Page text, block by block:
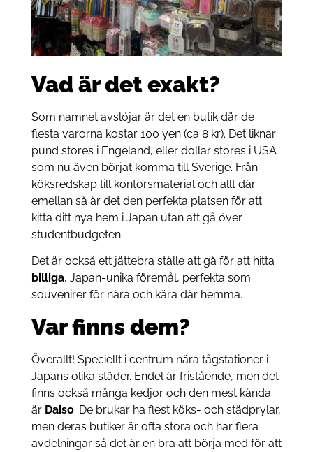
Vad är det exakt?
Som namnet avslöjar är det en butik där de
flesta varorna kostar 100 yen (ca 8 kr). Det liknar
pund stores i Engeland, eller dollar stores i USA
som nu även börjat komma till Sverige. Från
köksredskap till kontorsmaterial och allt där
emellan så är det den perfekta platsen för att
kitta ditt nya hem i Japan utan att gå över
studentbudgeten.
Det är också ett jättebra ställe att gå för att hitta
billiga, Japan-unika föremål, perfekta som
souvenirer för nära och kära där hemma.
Var finns dem?
Överallt! Speciellt i centrum nära tågstationer i
Japans olika städer. Endel är fristående, men det
finns också många kedjor och den mest kända
är Daiso. De brukar ha flest köks- och städprylar,
men deras butiker är ofta stora och har flera
avdelningar så det är en bra att börja med för att